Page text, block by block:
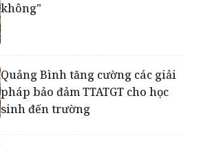
không"
Quảng Bình tăng cường các giải
pháp bảo đảm TTATGT cho học
sinh đến trường